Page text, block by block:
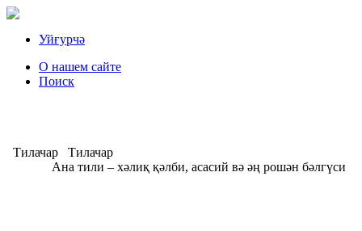
Уйғурчә
О нашем сайте
Поиск
Тилачар
Тилачар
Ана тили – хәлиқ қәлби, асасий вә әң рошән бәлгүси